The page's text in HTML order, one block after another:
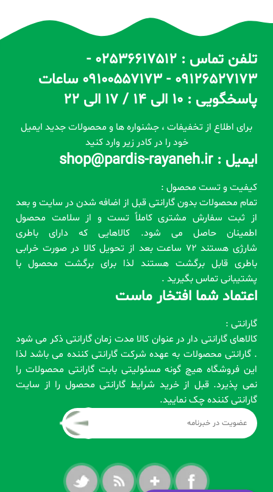
تلفن تماس : 02536617512 -
09126527173 - 09100557173 ساعات
پاسخگویی : 10 الی 14 / 17 الی 22
برای اطلاع از تخفیفات ، جشنواره ها و محصولات جدید ایمیل
خود را در کادر زیر وارد کنید
ایمیل : shop@pardis-rayaneh.ir
کیفیت و تست محصول :
تمام محصولات بدون گارانتی قبل از اضافه شدن در سایت و بعد
از ثبت سفارش مشتری کاملاً تست و از سلامت محصول
اطمینان حاصل می شود. کالاهایی که دارای باطری
شارژی هستند 72 ساعت بعد از تحویل کالا در صورت خرابی
باطری قابل برگشت هستند لذا برای برگشت محصول با
پشتیبانی تماس بگیرید .
اعتماد شما افتخار ماست
گارانتی :
کالاهای گارانتی دار در عنوان کالا مدت زمان گارانتی ذکر می شود
. گارانتی محصولات به عهده شرکت گارانتی کننده می باشد لذا
این فروشگاه هیچ گونه مسئولیتی بابت گارانتی محصولات را
نمی پذیرد. قبل از خرید شرایط گارانتی محصول را از سایت
گارانتی کننده چک نمایید.